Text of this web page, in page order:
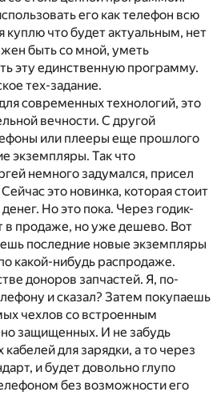
его как телефон всю
куплю что будет актуальным, нет
быть со мной, уметь
эту единственную программу.
тех-задание.
современных технологий, это
вечности. С другой
или плееры еще прошлого
экземпляры. Так что
немного задумался, присел
это новинка, которая стоит
Но это пока. Через годик-
в продаже, но уже дешево. Вот
последние новые экземпляры
какой-нибудь распродаже.
доноров запчастей. Я, по-
и сказал? Затем покупаешь
чехлов со встроенным
защищенных. И не забудь
для зарядки, а то через
и будет довольно глупо
без возможности его